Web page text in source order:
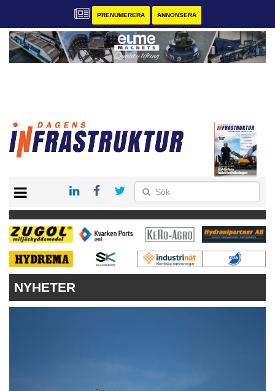
PRENUMERERA ANNONSERA
KONTAKT
VÅRA ANDRA MAGASIN
PRENUMERERA
ANNONSERA
NYHETER